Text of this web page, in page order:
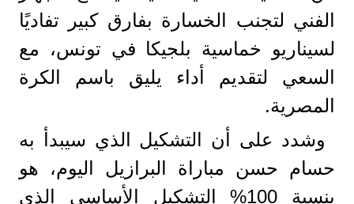
الفني لتجنب الخسارة بفارق كبير تفاديًا
لسيناريو خماسية بلجيكا في تونس، مع
السعي لتقديم أداء يليق باسم الكرة
المصرية.
​وشدد على أن التشكيل الذي سيبدأ به
حسام حسن مباراة البرازيل اليوم، هو
بنسبة 100% التشكيل الأساسي الذي